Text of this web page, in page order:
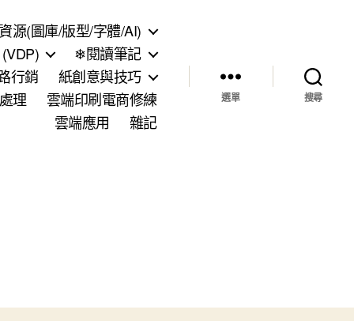
源(圖庫/版型/字體/AI)
❄閱讀筆記
行銷
紙創意與技巧
理
雲端印刷電商修練
雲端應用
雜記
選單 搜尋